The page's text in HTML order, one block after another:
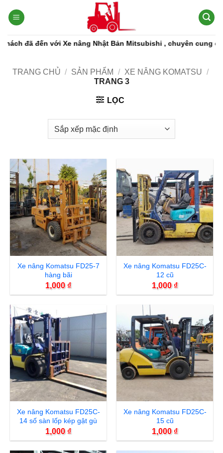
qua
dung
đã đến với Xe nâng Nhật Bản Mitsubishi , chuyên cung cấp
TRANG CHỦ / SẢN PHẨM / XE NÂNG KOMATSU /
TRANG 3
LỌC
Xe nâng Komatsu FD25-7
hàng bãi
1,000 ₫
Xe nâng Komatsu FD25C-
12 cũ
1,000 ₫
Xe nâng Komatsu FD25C-
14 số sàn lốp kép gật gù
1,000 ₫
Xe nâng Komatsu FD25C-
15 cũ
1,000 ₫